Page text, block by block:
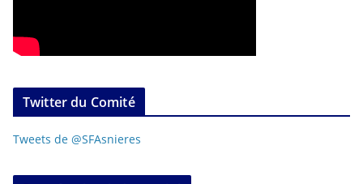
Twitter du Comité
Tweets de @SFAsnieres